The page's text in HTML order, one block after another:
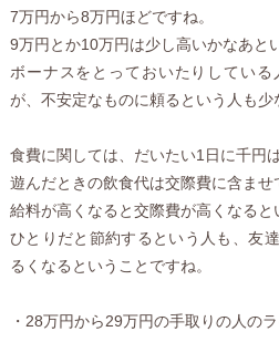
7万円から8万円ほどですね。
9万円とか10万円は少し高いかなあと
ボーナスをとっておいたりしてい
が、不安定なものに頼るという人も少
食費に関しては、だいたい1日に千円
遊んだときの飲食代は交際費に含ませ
給料が高くなると交際費が高くなると
ひとりだと節約するという人も、友
るくなるということですね。
・28万円から29万円の手取りの人の